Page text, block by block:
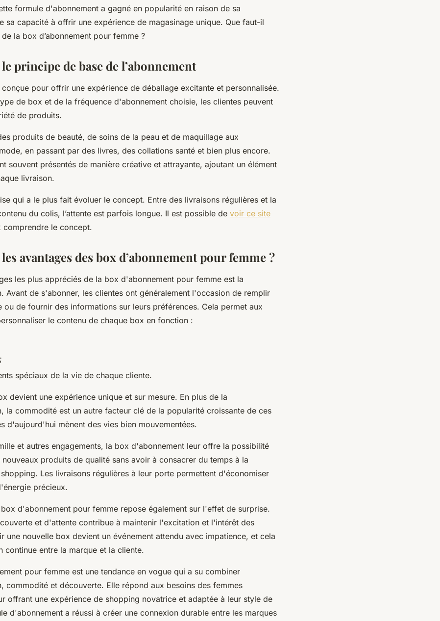
formule d'abonnement a gagné en popularité en raison de sa
sa capacité à offrir une expérience de magasinage unique. Que faut-il
la box d’abonnement pour femme ?
principe de base de l’abonnement
pour offrir une expérience de déballage excitante et personnalisée.
de box et de la fréquence d'abonnement choisie, les clientes peuvent
de produits.
produits de beauté, de soins de la peau et de maquillage aux
en passant par des livres, des collations santé et bien plus encore.
souvent présentés de manière créative et attrayante, ajoutant un élément
livraison.
qui a le plus fait évoluer le concept. Entre des livraisons régulières et la
du colis, l’attente est parfois longue. Il est possible de voir ce site
comprendre le concept.
avantages des box d’abonnement pour femme ?
les plus appréciés de la box d'abonnement pour femme est la
Avant de s'abonner, les clientes ont généralement l'occasion de remplir
ou de fournir des informations sur leurs préférences. Cela permet aux
le contenu de chaque box en fonction :
spéciaux de la vie de chaque cliente.
devient une expérience unique et sur mesure. En plus de la
la commodité est un autre facteur clé de la popularité croissante de ces
d'aujourd'hui mènent des vies bien mouvementées.
et autres engagements, la box d'abonnement leur offre la possibilité
produits de qualité sans avoir à consacrer du temps à la
Les livraisons régulières à leur porte permettent d'économiser
précieux.
d'abonnement pour femme repose également sur l'effet de surprise.
et d'attente contribue à maintenir l'excitation et l'intérêt des
une nouvelle box devient un événement attendu avec impatience, et cela
continue entre la marque et la cliente.
pour femme est une tendance en vogue qui a su combiner
commodité et découverte. Elle répond aux besoins des femmes
offrant une expérience de shopping novatrice et adaptée à leur style de
d'abonnement a réussi à créer une connexion durable entre les marques